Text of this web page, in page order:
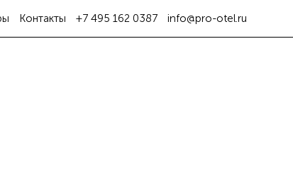
Контакты +7 495 162 0387 info@pro-otel.ru